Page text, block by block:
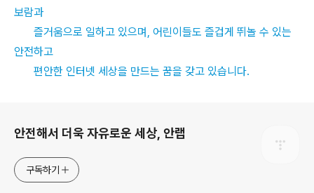
보람과
즐거움으로 일하고 있으며, 어린이들도 즐겁게 뛰놀 수 있는
안전하고
편안한 인터넷 세상을 만드는 꿈을 갖고 있습니다.
안전해서 더욱 자유로운 세상, 안랩
구독하기